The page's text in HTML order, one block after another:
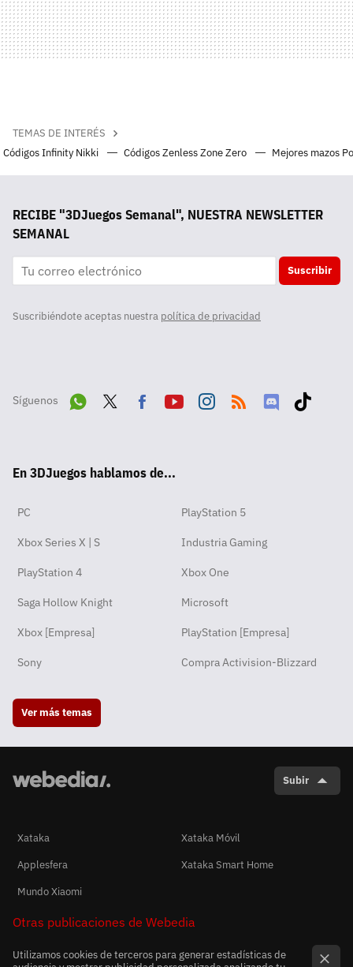
TEMAS DE INTERÉS
Códigos Infinity Nikki
Códigos Zenless Zone Zero Mejores mazos
RECIBE "3DJuegos Semanal", NUESTRA NEWSLETTER
SEMANAL
Suscribir
Suscribiéndote aceptas nuestra política de privacidad
Síguenos
pp
ok
En 3DJuegos hablamos de...
PC PlayStation 5
Xbox Series X | S Industria Gaming
PlayStation 4 Xbox One
Saga Hollow Knight Microsoft
Xbox [Empresa] PlayStation [Empresa]
Sony Compra Activision-Blizzard
Ver más temas
Subir
Xataka
Xataka Móvil
Applesfera
Xataka Smart Home
Mundo Xiaomi
Otras publicaciones de Webedia
Utilizamos cookies de terceros para generar estadísticas de